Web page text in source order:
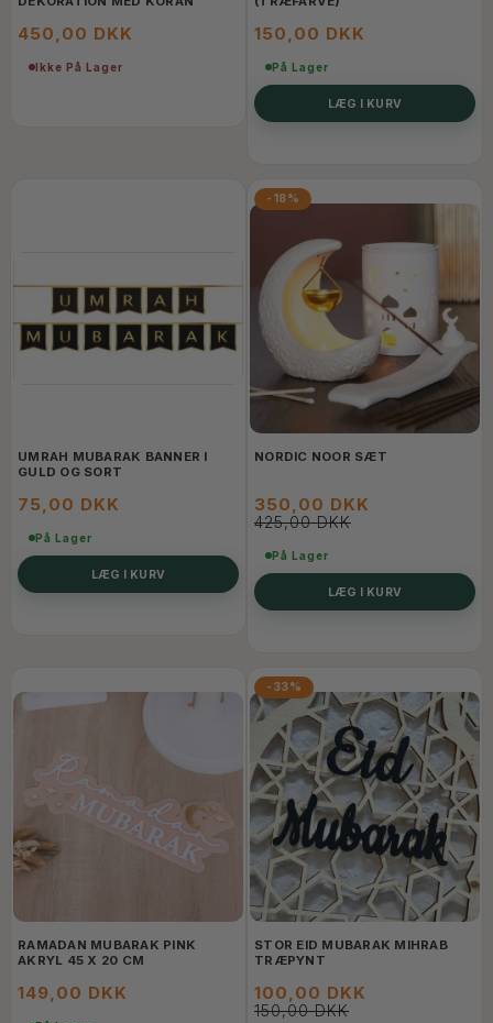
450,00 DKK
Ikke På Lager
150,00 DKK
På Lager
LÆG I KURV
UMRAH MUBARAK BANNER I
GULD OG SORT
75,00 DKK
På Lager
LÆG I KURV
-18%
NORDIC NOOR SÆT
350,00 DKK
425,00 DKK
På Lager
LÆG I KURV
RAMADAN MUBARAK PINK
AKRYL 45 X 20 CM
149,00 DKK
-33%
STOR EID MUBARAK MIHRAB
TRÆPYNT
100,00 DKK
150,00 DKK